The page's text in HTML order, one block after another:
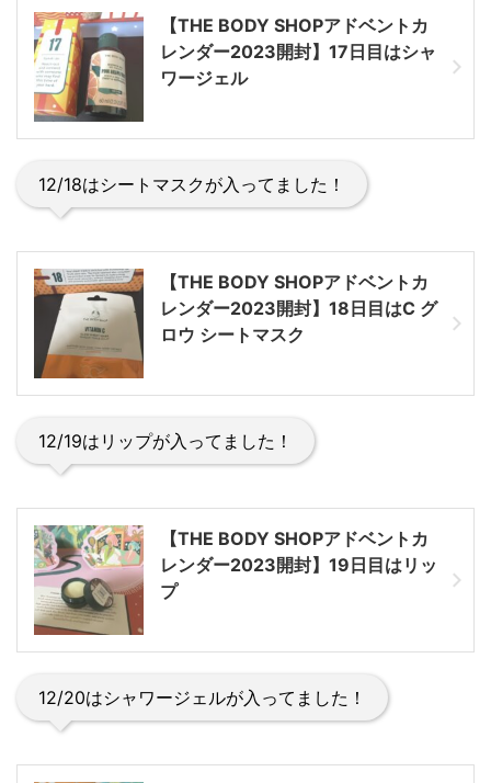
【THE BODY SHOPアドベントカ
レンダー2023開封】17日目はシャ
ワージェル
12/18はシートマスクが入ってました！
【THE BODY SHOPアドベントカ
レンダー2023開封】18日目はC グ
ロウ シートマスク
12/19はリップが入ってました！
【THE BODY SHOPアドベントカ
レンダー2023開封】19日目はリッ
プ
12/20はシャワージェルが入ってました！